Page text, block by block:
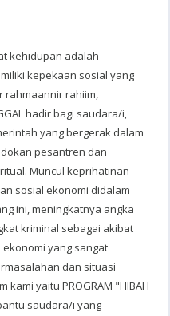
kehidupan adalah
kepekaan sosial yang
rahmaannir rahiim,
hadir bagi saudara/i,
yang bergerak dalam
pesantren dan
Muncul keprihatinan
sosial ekonomi didalam
ini, meningkatnya angka
kriminal sebagai akibat
yang sangat
dan situasi
yaitu PROGRAM "HIBAH
saudara/i yang